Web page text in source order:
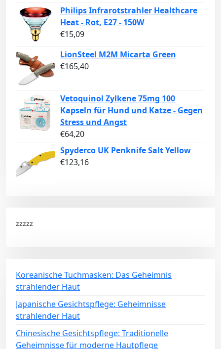
Philips Infrarotstrahler Healthcare
Heat - Rot, E27 - 150W
€15,09
LionSteel M2M Micarta Green
€165,40
Vetoquinol Zylkene 75mg 100
Kapseln für Hund und Katze - Gegen
Stress und Angst
€64,20
Spyderco UK Penknife Salt Yellow
€123,16
zzzzz
Koreanische Tuchmasken: Das Geheimnis
strahlender Haut
Japanische Gesichtspflege: Geheimnisse
strahlender Haut
Chinesische Gesichtspflege: Traditionelle
Geheimnisse für moderne Hautpflege